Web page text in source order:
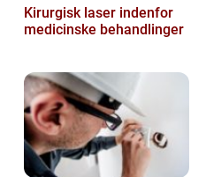
Kirurgisk laser indenfor
medicinske behandlinger